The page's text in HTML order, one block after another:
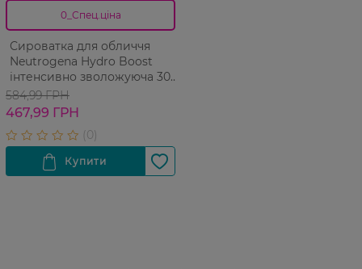
0_Спец.ціна
Сироватка для обличчя
Neutrogena Hydro Boost
інтенсивно зволожуюча 30
мл
584,99 ГРН
467,99 ГРН